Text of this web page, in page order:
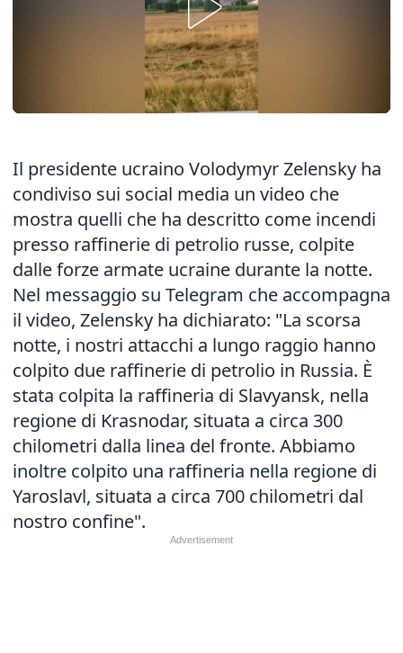
Il presidente ucraino Volodymyr Zelensky ha
condiviso sui social media un video che
mostra quelli che ha descritto come incendi
presso raffinerie di petrolio russe, colpite
dalle forze armate ucraine durante la notte.
Nel messaggio su Telegram che accompagna
il video, Zelensky ha dichiarato: "La scorsa
notte, i nostri attacchi a lungo raggio hanno
colpito due raffinerie di petrolio in Russia. È
stata colpita la raffineria di Slavyansk, nella
regione di Krasnodar, situata a circa 300
chilometri dalla linea del fronte. Abbiamo
inoltre colpito una raffineria nella regione di
Yaroslavl, situata a circa 700 chilometri dal
nostro confine".